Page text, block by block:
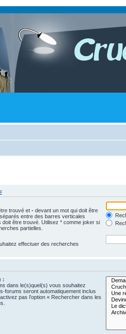
trouvé et - devant un mot qui doit être
entre des barres verticales
doit être trouvé. Utilisez * comme joker si
partielles.
effectuer des recherches
:
dans le(s)quel(s) vous souhaitez
forums seront automatiquement inclus
pas l’option « Rechercher dans les